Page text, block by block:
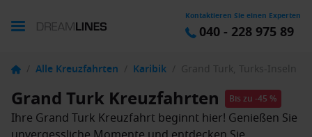
Kontaktieren Sie einen Experten
040 - 228 975 89
/ Alle Kreuzfahrten / Karibik / Grand Turk, Turks-Inseln
Grand Turk Kreuzfahrten Bis zu -45 %
Ihre Grand Turk Kreuzfahrt beginnt hier! Genießen Sie